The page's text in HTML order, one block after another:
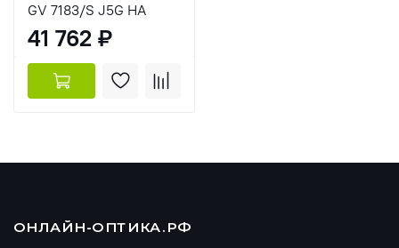
GV 7183/S J5G HA
41 762 ₽
ОНЛАЙН-ОПТИКА.РФ